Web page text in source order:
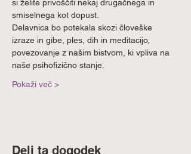
si želite privoščiti nekaj drugačnega in
smiselnega kot dopust.
Delavnica bo potekala skozi človeške
izraze in gibe, ples, dih in meditacijo,
povezovanje z našim bistvom, ki vpliva na
naše psihofizično stanje.
Pokaži več >
Deli ta dogodek